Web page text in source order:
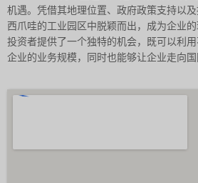
机遇。凭借其地理位置、政府政策支持以
西爪哇的工业园区中脱颖而出，成为企业
投资者提供了一个独特的机会，既可以利
企业的业务规模，同时也能够让企业走向国